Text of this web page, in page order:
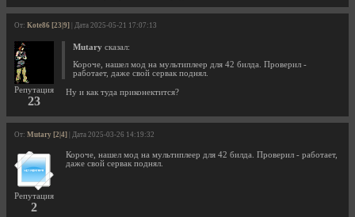
От: Kote86 [23|9] | Дата 2025-05-21 17:07:13
Репутация
23
Mutary сказал:
Короче, нашел мод на мультиплеер для 42 билда. Проверил -
работает, даже свой сервак поднял.
Ну и как туда приконектится?
От: Mutary [2|4] | Дата 2025-03-26 14:19:32
Репутация
2
Короче, нашел мод на мультиплеер для 42 билда. Проверил - работает,
даже свой сервак поднял.